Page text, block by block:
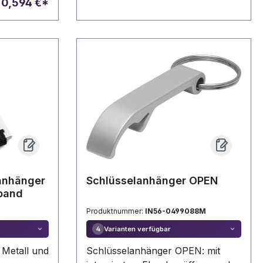
Ihre
0,594 €*
und
Schlüsselanhänger OPEN
Produktnummer: IN56-0499088M
4 Varianten verfügbar
Schlüsselanhänger OPEN: mit